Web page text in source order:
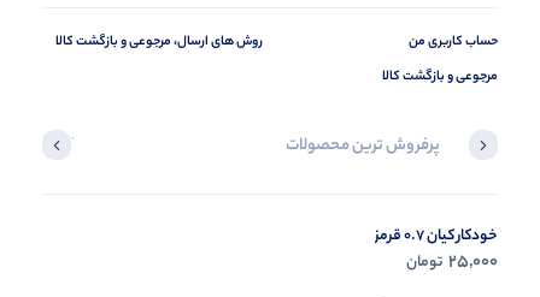
حساب کاربری من
مرجوعی و بازگشت کالا
روش های ارسال، مرجوعی و بازگشت کالا
پرفروش ترین محصولات آخرین
خودکار کیان 0.7 قرمز
25,000 تومان